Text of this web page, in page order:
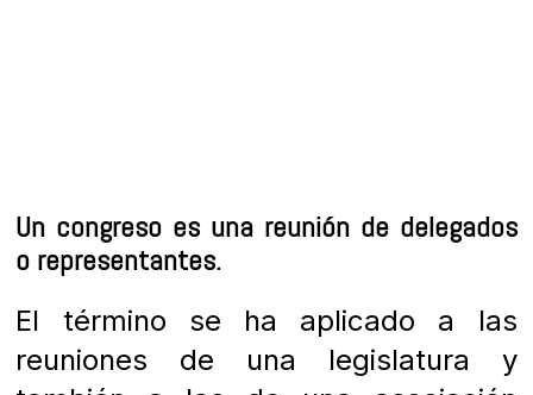
Un congreso es una reunión de delegados
o representantes.
El término se ha aplicado a las
reuniones de una legislatura y